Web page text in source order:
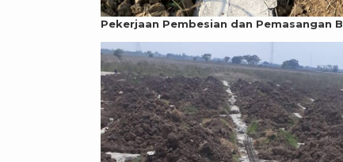
Pekerjaan Pembesian dan Pemasangan